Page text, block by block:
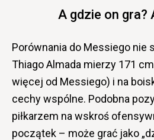
A gdzie on gra?
Porównania do Messiego nie
Thiago Almada mierzy 171
więcej od Messiego) i na
cechy wspólne. Podobna
piłkarzem na wskroś
początek – może grać jako